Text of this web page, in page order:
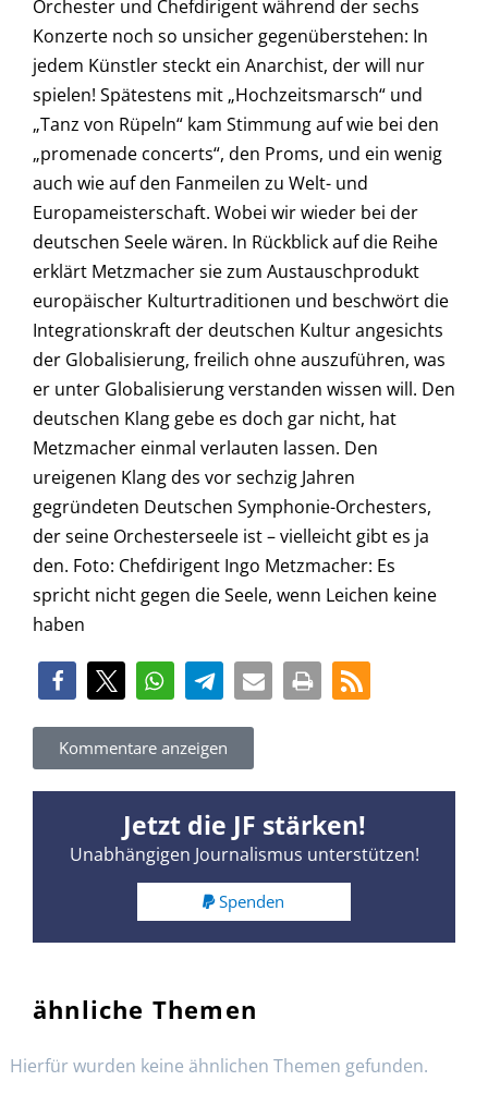
Orchester und Chefdirigent während der sechs
Konzerte noch so unsicher gegenüberstehen: In
jedem Künstler steckt ein Anarchist, der will nur
spielen! Spätestens mit „Hochzeitsmarsch“ und
„Tanz von Rüpeln“ kam Stimmung auf wie bei den
„promenade concerts“, den Proms, und ein wenig
auch wie auf den Fanmeilen zu Welt- und
Europameisterschaft. Wobei wir wieder bei der
deutschen Seele wären. In Rückblick auf die Reihe
erklärt Metzmacher sie zum Austauschprodukt
europäischer Kulturtraditionen und beschwört die
Integrationskraft der deutschen Kultur angesichts
der Globalisierung, freilich ohne auszuführen, was
er unter Globalisierung verstanden wissen will. Den
deutschen Klang gebe es doch gar nicht, hat
Metzmacher einmal verlauten lassen. Den
ureigenen Klang des vor sechzig Jahren
gegründeten Deutschen Symphonie-Orchesters,
der seine Orchesterseele ist – vielleicht gibt es ja
den. Foto: Chefdirigent Ingo Metzmacher: Es
spricht nicht gegen die Seele, wenn Leichen keine
haben
Kommentare anzeigen
Jetzt die JF stärken!
Unabhängigen Journalismus unterstützen!
Spenden
ähnliche Themen
Hierfür wurden keine ähnlichen Themen gefunden.